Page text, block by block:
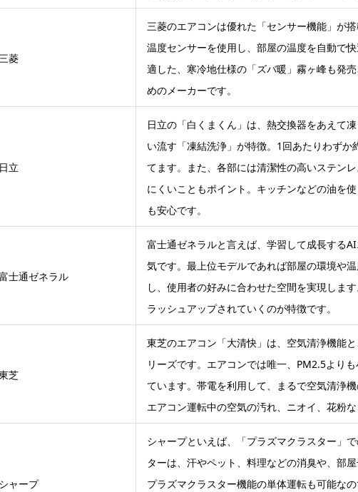
菱
三菱のエアコンは優れた「センサー機能」が
温度センサーを使用し、部屋の温度を自動で
適した、寒冷地仕様の「ズバ暖」霧ヶ峰も発
めのメーカーです。
日立
日立の「白くまくん」は、熱交換器をあえて
い流す「凍結洗浄」が特徴。1回あたりわず
てます。また、各部には清潔性の高いステン
にくいこともポイント。キッチンなどの油を
も安心です。
士通ゼネラル
富士通ゼネラルと言えば、学習して成長する
気です。最上位モデルであれば部屋の環境や
し、使用者の好みに合わせた空間を実現しま
ラッシュアップされていくのが特徴です。
芝
東芝のエアコン「大清快」は、空気清浄機能
リーズです。エアコンでは唯一、PM2.5より
ています。帯電を利用して、まるで空気清浄
エアコン運転中の空気の汚れ、ニオイ、花粉
シャープ
シャープといえば、「プラズマクラスター」
ターは、汗やペット、料理などの消臭や、部
プラズマクラスター機能の単体運転も可能な